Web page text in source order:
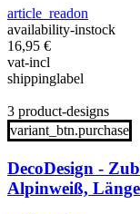
article_readon
availability-instock
16,95 €
vat-incl
shippinglabel
3 product-designs
variant_btn.purchase
DecoDesign -
Alpinweiß,